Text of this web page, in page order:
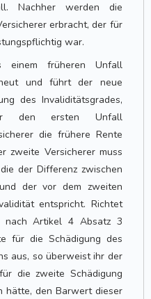
Nachher werden die
erbracht, der für
war.
früheren Unfall
und führt der neue
des Invaliditätsgrades,
den ersten Unfall
die frühere Rente
zweite Versicherer muss
der Differenz zwischen
der vor dem zweiten
entspricht. Richtet
nach Artikel 4 Absatz 3
für die Schädigung des
aus, so überweist ihr der
die zweite Schädigung
hätte, den Barwert dieser